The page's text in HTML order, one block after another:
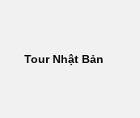
Tour Nhật Bản